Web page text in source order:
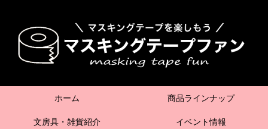
ホーム 商品ラインナップ
文房具・雑貨紹介 イベント情報